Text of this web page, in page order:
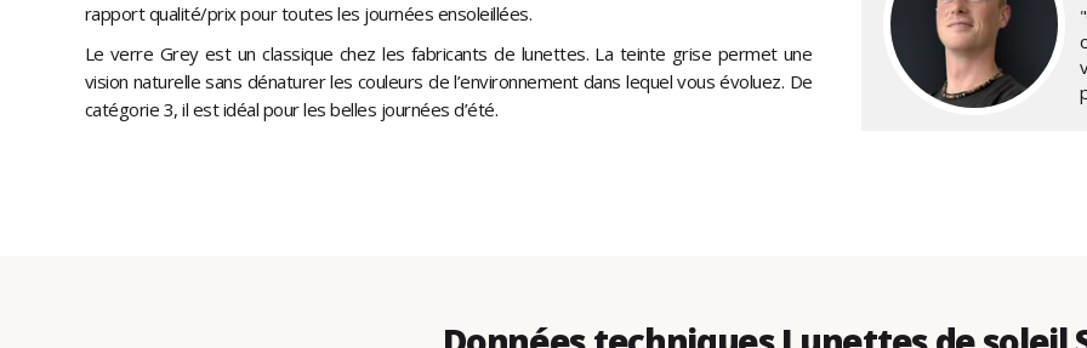
rapport qualité/prix pour toutes les journées ensoleillées.
Le verre Grey est un classique chez les fabricants de lunettes. La teinte grise permet une
vision naturelle sans dénaturer les couleurs de l’environnement dans lequel vous évoluez. De
catégorie 3, il est idéal pour les belles journées d’été.